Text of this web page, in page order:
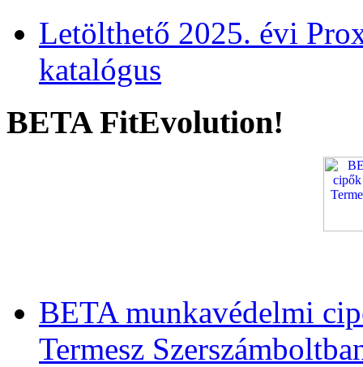
Letölthető 2025. évi
katalógus
BETA FitEvolution!
BETA munkavédelmi
Termesz